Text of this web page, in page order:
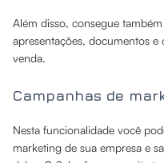
Além disso, consegue
apresentações, documentos
venda.
Campanhas de
Nesta funcionalidade você
marketing de sua empresa e